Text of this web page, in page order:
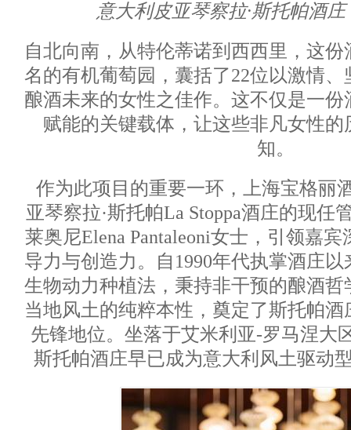
意大利皮亚琴察拉·斯托帕酒庄
自北向南，从特伦蒂诺到西西里，这
名的有机葡萄园，囊括了22位以激情
酿酒未来的女性之佳作。这不仅是一
赋能的关键载体，让这些非凡女性
知。
作为此项目的重要一环，上海宝格丽
亚琴察拉·斯托帕La Stoppa酒庄的现
莱奥尼Elena Pantaleoni女士，引领嘉
导力与创造力。自1990年代执掌酒庄
生物动力种植法，秉持非干预的酿酒
当地风土的纯粹本性，奠定了斯托帕
先锋地位。坐落于艾米利亚-罗马涅大
斯托帕酒庄早已成为意大利风土驱动